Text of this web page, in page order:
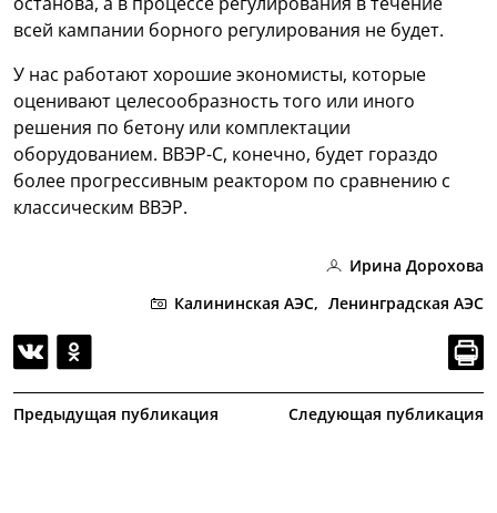
всей кампании борного регулирования не будет.
У нас работают хорошие экономисты, которые
оценивают целесообразность того или иного
решения по бетону или комплектации
оборудованием. ВВЭР-С, конечно, будет гораздо
более прогрессивным реактором по сравнению с
классическим ВВЭР.
Ирина Дорохова
Калининская АЭС, Ленинградская АЭС
Предыдущая публикация Следующая публикация